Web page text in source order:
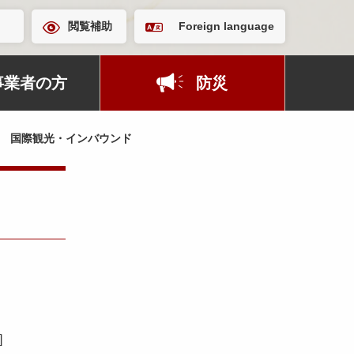
閲覧補助 Foreign language
業者の方 防災
国際観光・インバウンド
]